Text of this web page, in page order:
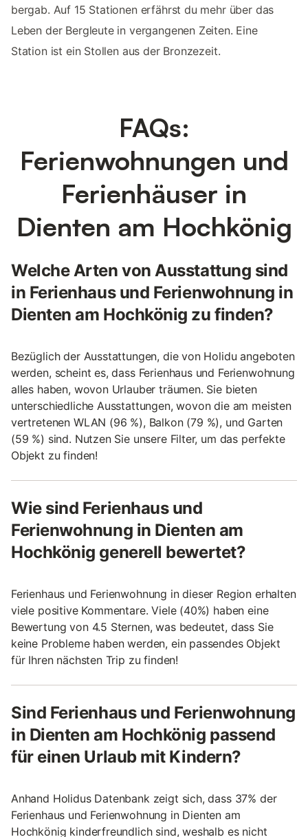
bergab. Auf 15 Stationen erfährst du mehr über das
Leben der Bergleute in vergangenen Zeiten. Eine
Station ist ein Stollen aus der Bronzezeit.
FAQs:
Ferienwohnungen und
Ferienhäuser in
Dienten am Hochkönig
Welche Arten von Ausstattung sind
in Ferienhaus und Ferienwohnung in
Dienten am Hochkönig zu finden?
Bezüglich der Ausstattungen, die von Holidu angeboten
werden, scheint es, dass Ferienhaus und Ferienwohnung
alles haben, wovon Urlauber träumen. Sie bieten
unterschiedliche Ausstattungen, wovon die am meisten
vertretenen WLAN (96 %), Balkon (79 %), und Garten
(59 %) sind. Nutzen Sie unsere Filter, um das perfekte
Objekt zu finden!
Wie sind Ferienhaus und
Ferienwohnung in Dienten am
Hochkönig generell bewertet?
Ferienhaus und Ferienwohnung in dieser Region erhalten
viele positive Kommentare. Viele (40%) haben eine
Bewertung von 4.5 Sternen, was bedeutet, dass Sie
keine Probleme haben werden, ein passendes Objekt
für Ihren nächsten Trip zu finden!
Sind Ferienhaus und Ferienwohnung
in Dienten am Hochkönig passend
für einen Urlaub mit Kindern?
Anhand Holidus Datenbank zeigt sich, dass 37% der
Ferienhaus und Ferienwohnung in Dienten am
Hochkönig kinderfreundlich sind, weshalb es nicht